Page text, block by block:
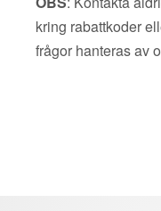
kring rabattkoder
frågor hanteras av